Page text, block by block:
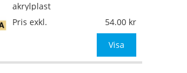
…
akrylplast
21mm (1-4
Pris exkl. 54.00
Visa